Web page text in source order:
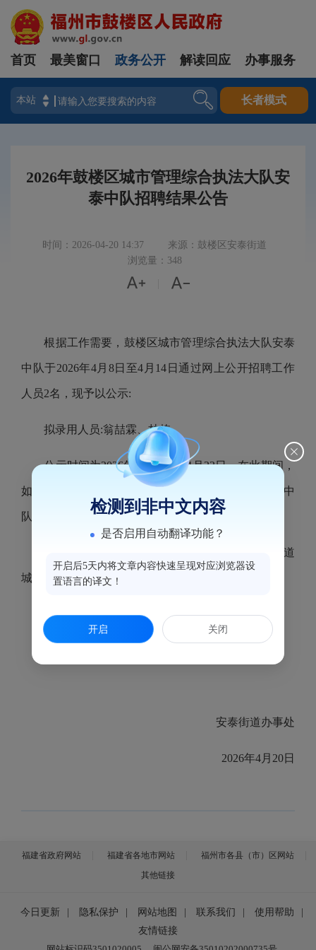
登录
首页 最美窗口 政务公开 解读回应 办事服务
长者模式
2026年鼓楼区城市管理综合执法大队安
泰中队招聘结果公告
时间：2026-04-20 14:37
来源：鼓楼区安泰街道
浏览量：348
 
根据工作需要，鼓楼区城市管理综合执法大队安泰
中队于2026年4月8日至4月14日通过网上公开招聘工作
人员2名，现予以公示:
拟录用人员:翁喆霖、林栋
公示时间为2026年4月20日一4月23日，在此期间，
如有问题,请及时向鼓楼区城市管理综合执法大队安泰中
队反映。
联系地址:福州市鼓楼区乌山支路34号二楼安泰街道
城管中队
联系电话:0591-63022217
安泰街道办事处
2026年4月20日
福建省政府网站 福建省各地市网站
福州市各县（市）区网站
其他链接
今日更新 隐私保护 网站地图 联系我们 使用帮助
友情链接
检测到非中文内容
是否启用自动翻译功能？
开启后5天内将文章内容快速呈现对应浏览器设
置语言的译文！
开启 关闭